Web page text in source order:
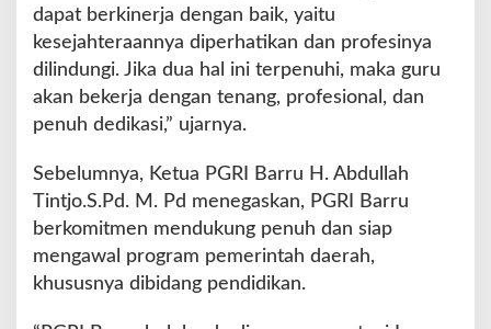
dapat berkinerja dengan baik, yaitu
kesejahteraannya diperhatikan dan profesinya
dilindungi. Jika dua hal ini terpenuhi, maka guru
akan bekerja dengan tenang, profesional, dan
penuh dedikasi,” ujarnya.
Sebelumnya, Ketua PGRI Barru H. Abdullah
Tintjo.S.Pd. M. Pd menegaskan, PGRI Barru
berkomitmen mendukung penuh dan siap
mengawal program pemerintah daerah,
khususnya dibidang pendidikan.